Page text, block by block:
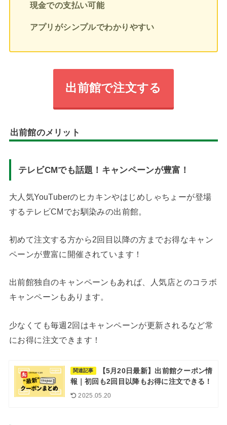
現金での支払い可能
アプリがシンプルでわかりやすい
出前館で注文する
出前館のメリット
テレビCMでも話題！キャンペーンが豊富！
大人気YouTuberのヒカキンやはじめしゃちょーが登場
するテレビCMでお馴染みの出前館。
初めて注文する方から2回目以降の方までお得なキャン
ペーンが豊富に開催されています！
出前館独自のキャンペーンもあれば、人気店とのコラボ
キャンペーンもあります。
少なくても毎週2回はキャンペーンが更新されるなど常
にお得に注文できます！
関連記事
【5月20日最新】出前館クーポン情
報｜初回も2回目以降もお得に注文できる！
2025.05.20